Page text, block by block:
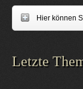
Hier können
Letzte